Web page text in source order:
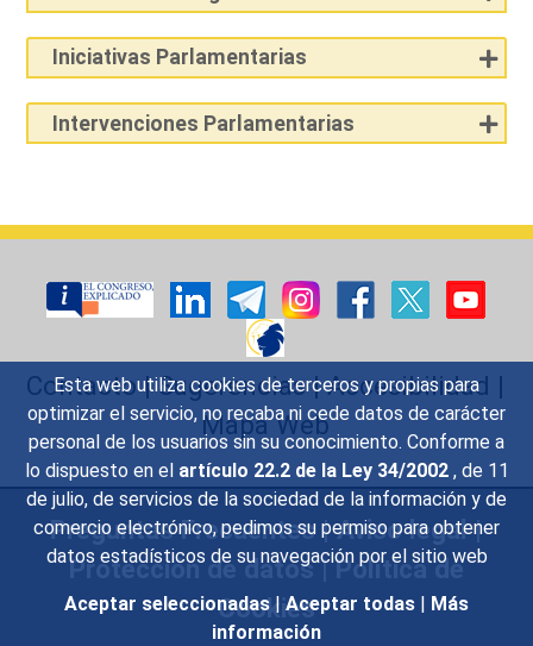
Esta web utiliza cookies de terceros y propias para
optimizar el servicio, no recaba ni cede datos de carácter
personal de los usuarios sin su conocimiento. Conforme a
lo dispuesto en el artículo 22.2 de la Ley 34/2002 , de 11
de julio, de servicios de la sociedad de la información y de
comercio electrónico, pedimos su permiso para obtener
datos estadísticos de su navegación por el sitio web
Aceptar seleccionadas | Aceptar todas | Más
información
Iniciativas Parlamentarias
Intervenciones Parlamentarias
Contacto|Sugerencias|Accesibilidad |
Mapa Web
Preguntas Frecuentes|Aviso legal|
Protección de datos|Política de
Cookies